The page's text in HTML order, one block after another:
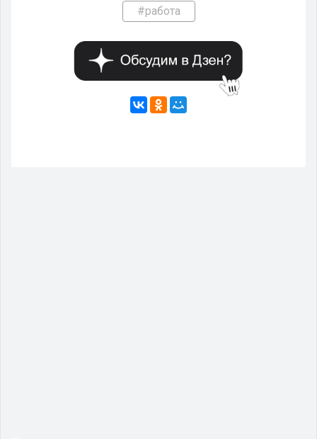
#работа